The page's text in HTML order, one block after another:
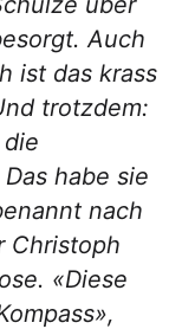
Auch
ist das krass
trotzdem:
habe sie
nach
Christoph
«Diese